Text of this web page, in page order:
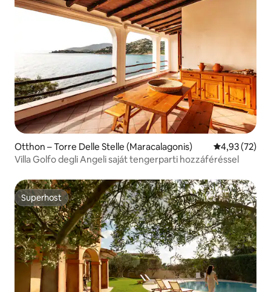
Otthon – Torre Delle Stelle (Maracalagonis) Átlagos
4,93 (72)
Villa Golfo degli Angeli saját tengerparti hozzáféréssel
Superhost
Superhost